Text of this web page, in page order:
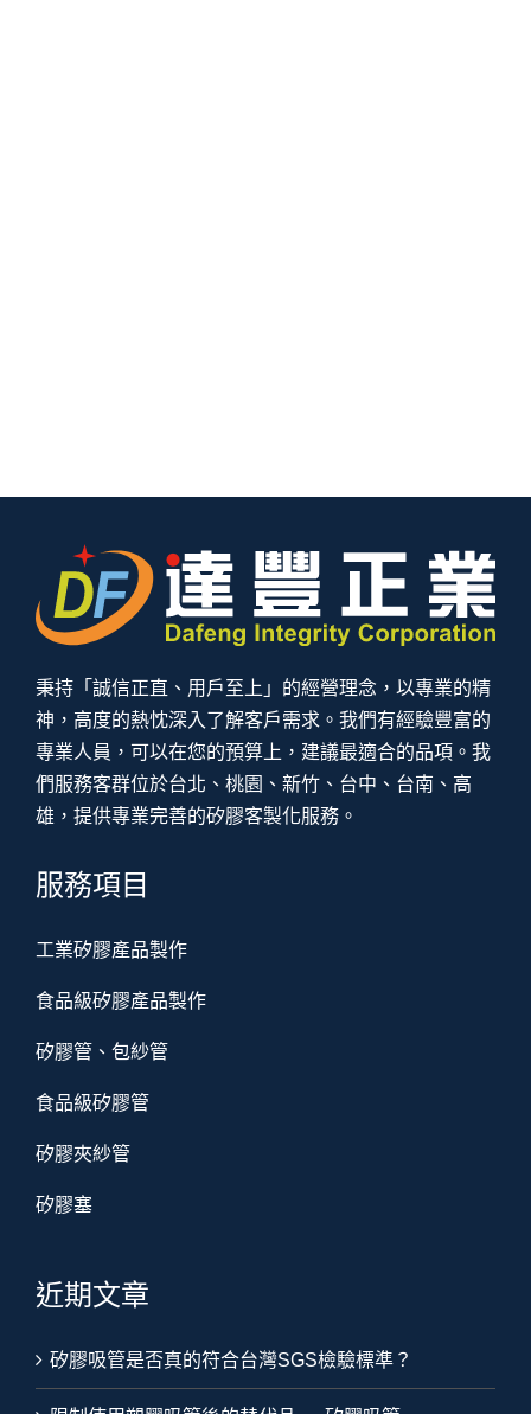
秉持「誠信正直、用戶至上」的經營理念，以專業的精
神，高度的熱忱深入了解客戶需求。我們有經驗豐富的
專業人員，可以在您的預算上，建議最適合的品項。我
們服務客群位於台北、桃園、新竹、台中、台南、高
雄，提供專業完善的矽膠客製化服務。
服務項目
工業矽膠產品製作
食品級矽膠產品製作
矽膠管、包紗管
食品級矽膠管
矽膠夾紗管
矽膠塞
近期文章
矽膠吸管是否真的符合台灣SGS檢驗標準？